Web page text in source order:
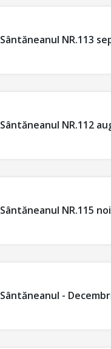
Sântăneanul NR.113
Sântăneanul NR.112
Sântăneanul NR.115
Sântăneanul -